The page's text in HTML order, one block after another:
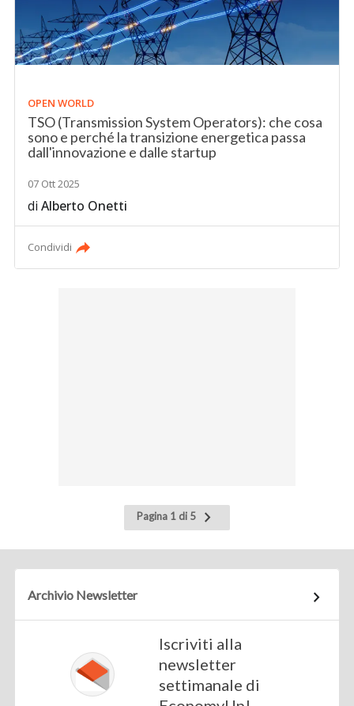
OPEN WORLD
TSO (Transmission System Operators): che cosa
sono e perché la transizione energetica passa
dall'innovazione e dalle startup
07 Ott 2025
diAlberto Onetti
Condividi
Pagina 1 di 5
Pagina
successiva
Archivio Newsletter
Iscriviti alla
newsletter
settimanale di